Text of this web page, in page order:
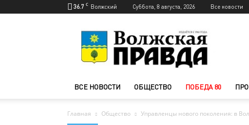
36.7 C Волжский Суббота, 8 августа, 2026 Все новости
Волжского
—
Волжская
ВСЕ НОВОСТИ ОБЩЕСТВО ПОБЕДА 80
Главная Общество Управленцы нового поколения: в